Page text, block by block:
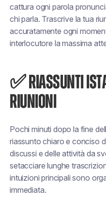
cattura ogni parola
chi parla. Trascrive la tua
accuratamente ogni
interlocutore la massima
✅ RIASSUNTI
RIUNIONI
Pochi minuti dopo la fine
riassunto chiaro e conciso
discussi e delle attività da
setacciare lunghe
intuizioni principali sono
immediata.